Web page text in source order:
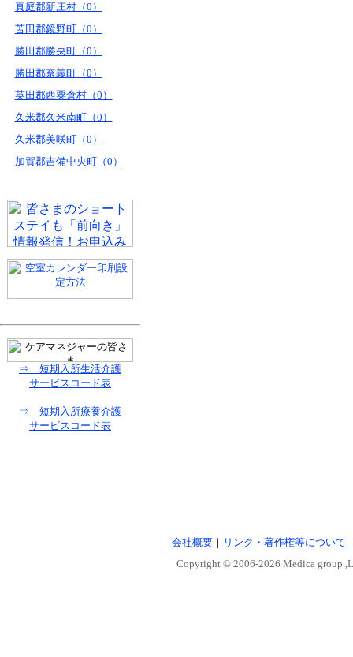
真庭郡新庄村（0）
苫田郡鏡野町（0）
勝田郡勝央町（0）
勝田郡奈義町（0）
英田郡西粟倉村（0）
久米郡久米南町（0）
久米郡美咲町（0）
加賀郡吉備中央町（0）
⇒ 短期入所生活介護
サービスコード表
⇒ 短期入所療養介護
サービスコード表
会社概要 ｜ リンク・著作権等について
Copyright © 2006-2026 Medica